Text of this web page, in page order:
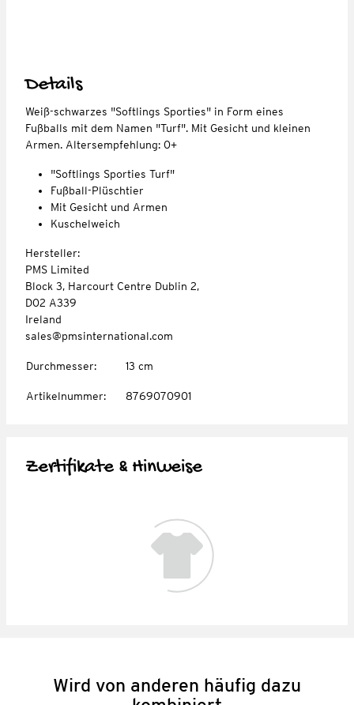
Details
Weiß-schwarzes "Softlings Sporties" in Form eines
Fußballs mit dem Namen "Turf". Mit Gesicht und kleinen
Armen. Altersempfehlung: 0+
"Softlings Sporties Turf"
Fußball-Plüschtier
Mit Gesicht und Armen
Kuschelweich
Hersteller:
PMS Limited
Block 3, Harcourt Centre Dublin 2,
D02 A339
Ireland
sales@pmsinternational.com
Durchmesser: 13 cm
Artikelnummer: 8769070901
Zertifikate & Hinweise
Wird von anderen häufig dazu